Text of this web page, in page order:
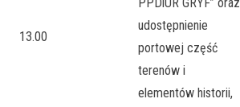
13.00
udostępnienie
portowej część
terenów i
elementów historii,